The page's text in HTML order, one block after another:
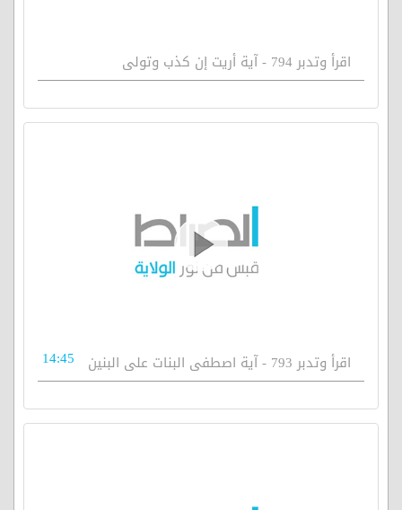
اقرأ وتدبر 794 - آية أريت إن كذب وتولى
اقرأ وتدبر 793 - آية اصطفى البنات على البنين 14:45